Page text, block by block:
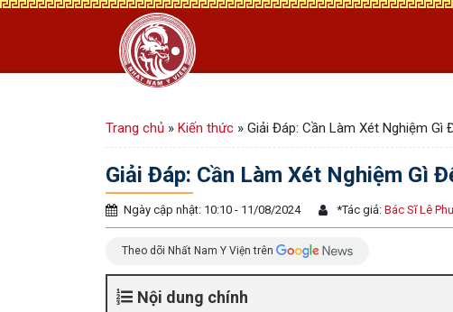
Trang chủ » Kiến thức » Giải Đáp: Cần Làm Xét Nghiệm Gì
Giải Đáp: Cần Làm Xét Nghiệm Gì
Ngày cập nhật: 10:10 - 11/08/2024 *Tác giả: Bác Sĩ Lê
Theo dõi Nhất Nam Y Viện trên
Nội dung chính